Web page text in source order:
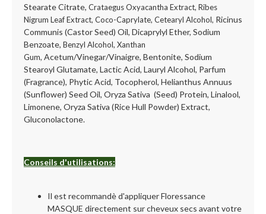
Stearate Citrate, Crataegus Oxyacantha Extract, Ribes
Nigrum Leaf Extract, Coco-Caprylate, Cetearyl Alcohol, Ricinus
Communis (Castor Seed) Oil, Dicaprylyl Ether, Sodium
Benzoate, Benzyl Alcohol, Xanthan
Gum, Acetum/Vinegar/Vinaigre, Bentonite, Sodium
Stearoyl Glutamate, Lactic Acid, Lauryl Alcohol, Parfum
(Fragrance), Phytic Acid, Tocopherol, Helianthus Annuus
(Sunflower) Seed Oil, Oryza Sativa (Seed) Protein, Linalool,
Limonene, Oryza Sativa (Rice Hull Powder) Extract,
Gluconolactone.
Conseils d'utilisations:
Il est recommandè d'appliquer Floressance
MASQUE directement sur cheveux secs avant votre